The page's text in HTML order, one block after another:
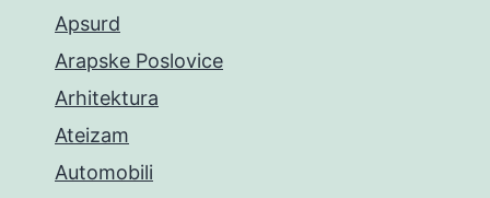
Apsurd
Arapske Poslovice
Arhitektura
Ateizam
Automobili